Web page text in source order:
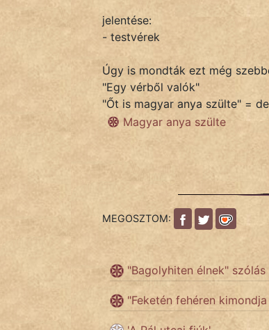
KÖZMONDÁS
FILM
jelentése:
- testvérek
Úgy is mondták ezt még
"Egy vérből valók"
"Őt is magyar anya szülte" =
Magyar anya szülte
MEGOSZTOM:
"Bagolyhiten élnek" szólás
"Feketén fehéren